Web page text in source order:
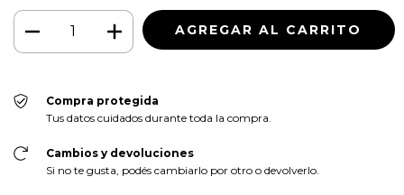
Compra protegida
Tus datos cuidados durante toda la compra.
Cambios y devoluciones
Si no te gusta, podés cambiarlo por otro o devolverlo.